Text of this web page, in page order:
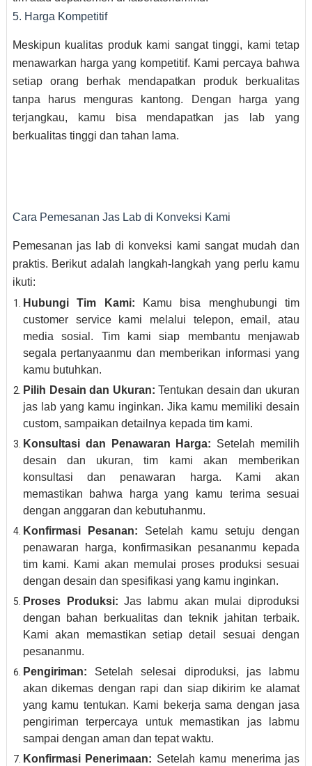
5. Harga Kompetitif
Meskipun kualitas produk kami sangat tinggi, kami tetap
menawarkan harga yang kompetitif. Kami percaya bahwa
setiap orang berhak mendapatkan produk berkualitas
tanpa harus menguras kantong. Dengan harga yang
terjangkau, kamu bisa mendapatkan jas lab yang
berkualitas tinggi dan tahan lama.
Cara Pemesanan Jas Lab di Konveksi Kami
Pemesanan jas lab di konveksi kami sangat mudah dan
praktis. Berikut adalah langkah-langkah yang perlu kamu
ikuti:
Hubungi Tim Kami: Kamu bisa menghubungi tim
customer service kami melalui telepon, email, atau
media sosial. Tim kami siap membantu menjawab
segala pertanyaanmu dan memberikan informasi yang
kamu butuhkan.
Pilih Desain dan Ukuran: Tentukan desain dan ukuran
jas lab yang kamu inginkan. Jika kamu memiliki desain
custom, sampaikan detailnya kepada tim kami.
Konsultasi dan Penawaran Harga: Setelah memilih
desain dan ukuran, tim kami akan memberikan
konsultasi dan penawaran harga. Kami akan
memastikan bahwa harga yang kamu terima sesuai
dengan anggaran dan kebutuhanmu.
Konfirmasi Pesanan: Setelah kamu setuju dengan
penawaran harga, konfirmasikan pesananmu kepada
tim kami. Kami akan memulai proses produksi sesuai
dengan desain dan spesifikasi yang kamu inginkan.
Proses Produksi: Jas labmu akan mulai diproduksi
dengan bahan berkualitas dan teknik jahitan terbaik.
Kami akan memastikan setiap detail sesuai dengan
pesananmu.
Pengiriman: Setelah selesai diproduksi, jas labmu
akan dikemas dengan rapi dan siap dikirim ke alamat
yang kamu tentukan. Kami bekerja sama dengan jasa
pengiriman terpercaya untuk memastikan jas labmu
sampai dengan aman dan tepat waktu.
Konfirmasi Penerimaan: Setelah kamu menerima jas